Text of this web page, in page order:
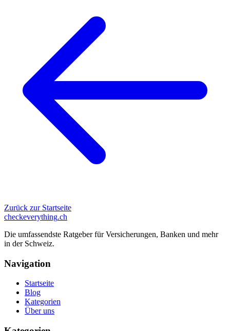
Zurück zur Startseite
checkeverything.ch
Die umfassendste Ratgeber für Versicherungen, Banken und mehr
in der Schweiz.
Navigation
Startseite
Blog
Kategorien
Über uns